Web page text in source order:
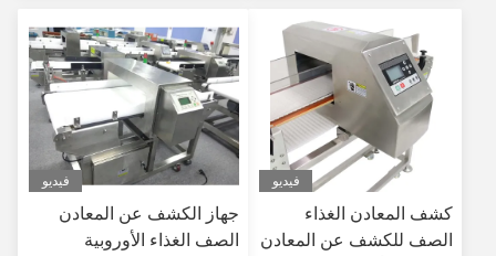
فيديو
كشف المعادن الغذاء
الصف للكشف عن المعادن
فيديو
جهاز الكشف عن المعادن
الصف الغذاء الأوروبية